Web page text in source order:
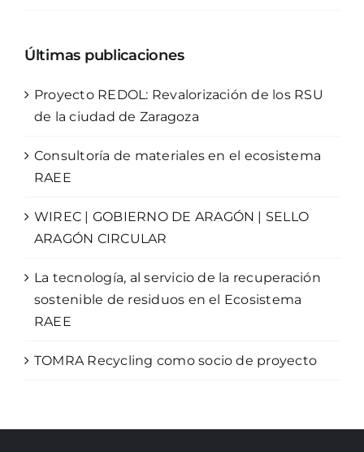
Últimas publicaciones
Proyecto REDOL: Revalorización de los RSU
de la ciudad de Zaragoza
Consultoría de materiales en el ecosistema
RAEE
WIREC | GOBIERNO DE ARAGÓN | SELLO
ARAGÓN CIRCULAR
La tecnología, al servicio de la recuperación
sostenible de residuos en el Ecosistema
RAEE
TOMRA Recycling como socio de proyecto